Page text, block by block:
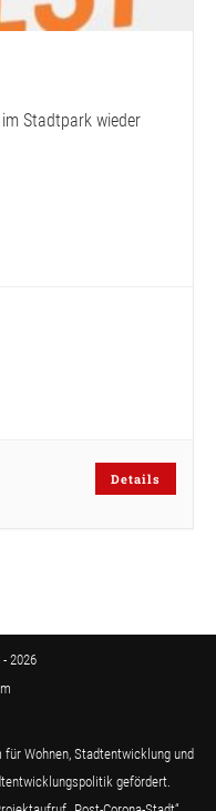
Stadtpark wieder
Details
2026
Wohnen, Stadtentwicklung und
gefördert.